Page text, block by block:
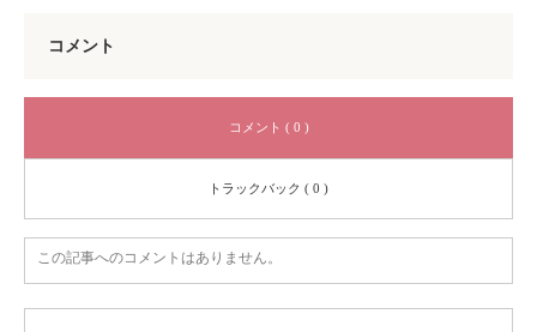
コメント
コメント ( 0 )
トラックバック ( 0 )
この記事へのコメントはありません。